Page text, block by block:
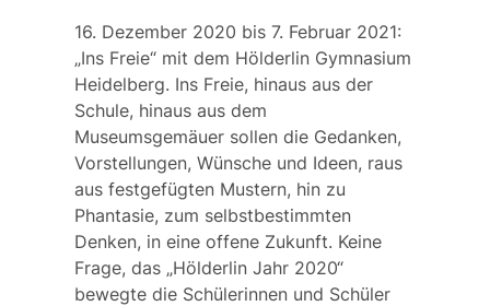
16. Dezember 2020 bis 7. Februar 2021:
„Ins Freie“ mit dem Hölderlin Gymnasium
Heidelberg. Ins Freie, hinaus aus der
Schule, hinaus aus dem
Museumsgemäuer sollen die Gedanken,
Vorstellungen, Wünsche und Ideen, raus
aus festgefügten Mustern, hin zu
Phantasie, zum selbstbestimmten
Denken, in eine offene Zukunft. Keine
Frage, das „Hölderlin Jahr 2020“
bewegte die Schülerinnen und Schüler